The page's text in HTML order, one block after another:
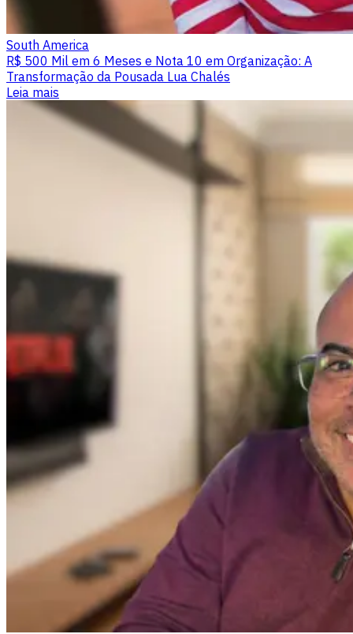
South America
R$ 500 Mil em 6 Meses e Nota 10 em Organização: A
Transformação da Pousada Lua Chalés
Leia mais